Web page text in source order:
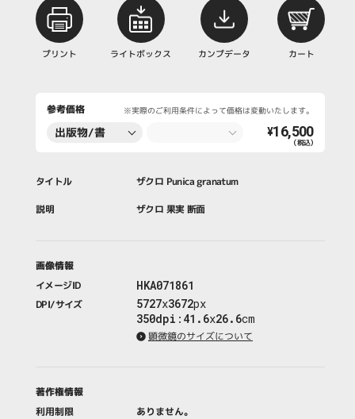
プリント ライトボックス カンプデータ カート
参考価格 ※実際のご利用条件によって価格は変動いたします。
出版物/書
¥16,500
（税込）
タイトル ザクロ Punica granatum
説明 ザクロ 果実 断面
画像情報
イメージID
HKA071861
DPI/サイズ 5727x3672px
350dpi : 41.6x26.6cm
顕微鏡のサイズについて
著作権情報
利用制限
ありません。